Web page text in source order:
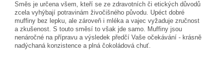
Směs je určena všem, kteří se ze zdravotních či etických důvodů
zcela vyhýbají potravinám živočišného původu. Upéct dobré
muffiny bez lepku, ale zároveň i mléka a vajec vyžaduje zručnost
a zkušenost. S touto směsí to však jde samo. Muffiny jsou
nenáročné na přípravu a výsledek předčí Vaše očekávání - krásně
nadýchaná konzistence a plná čokoládová chuť.